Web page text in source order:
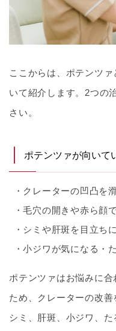
ここからは、ポテンツ
いて紹介します。2つの
さい。
ポテンツァが向いて
クレーターの凹凸を
毛穴の開きや赤ら顔
シミや肝斑を目立ち
小ジワが気になる・
ポテンツァはお悩みに
ため、クレーターの改善
シミ、肝斑、小ジワ、た